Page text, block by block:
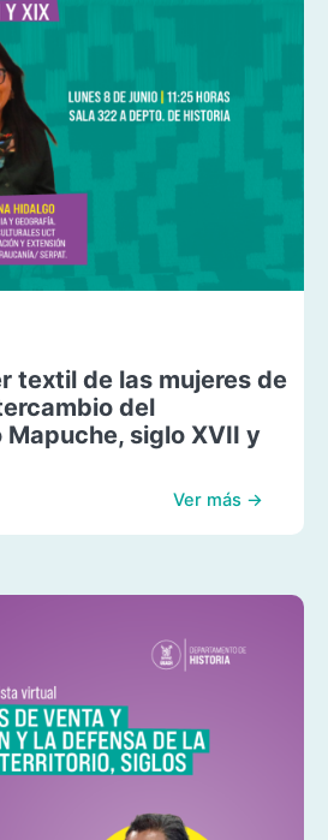
textil de las mujeres de
del
siglo XVII y
Ver más →